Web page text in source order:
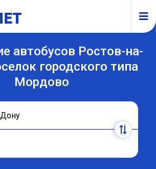
автобусов Ростов-на-
городского типа
Мордово